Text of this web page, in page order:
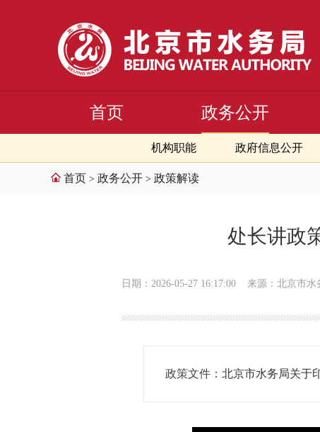
首页 政务公开
机构职能 政府信息公开
首页 > 政务公开 > 政策解读
处长讲政
日期：2026-05-27 16:17:00 来源：北京市水
政策文件： 北京市水务局关于